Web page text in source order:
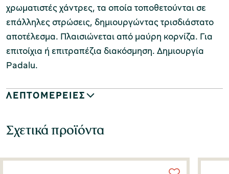
χρωματιστές χάντρες, τα οποία τοποθετούνται σε
επάλληλες στρώσεις, δημιουργώντας τρισδιάστατο
αποτέλεσμα. Πλαισιώνεται από μαύρη κορνίζα. Για
επιτοίχια ή επιτραπέζια διακόσμηση. Δημιουργία
Padalu.
ΛΕΠΤΟΜΕΡΕΙΕΣ
Σχετικά προϊόντα